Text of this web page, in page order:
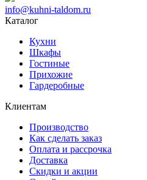
info@kuhni-taldom.ru
Каталог
Кухни
Шкафы
Гостиные
Прихожие
Гардеробные
Клиентам
Производство
Как сделать заказ
Оплата и рассрочка
Доставка
Скидки и акции